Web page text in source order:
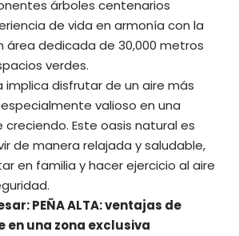
árboles centenarios
de vida en armonía con la
área dedicada de 30,000 metros
verdes.
implica disfrutar de un aire más
valioso en una
creciendo. Este oasis natural es
de manera relajada y saludable,
en familia y hacer ejercicio al aire
PEÑA ALTA: ventajas de
en una zona exclusiva